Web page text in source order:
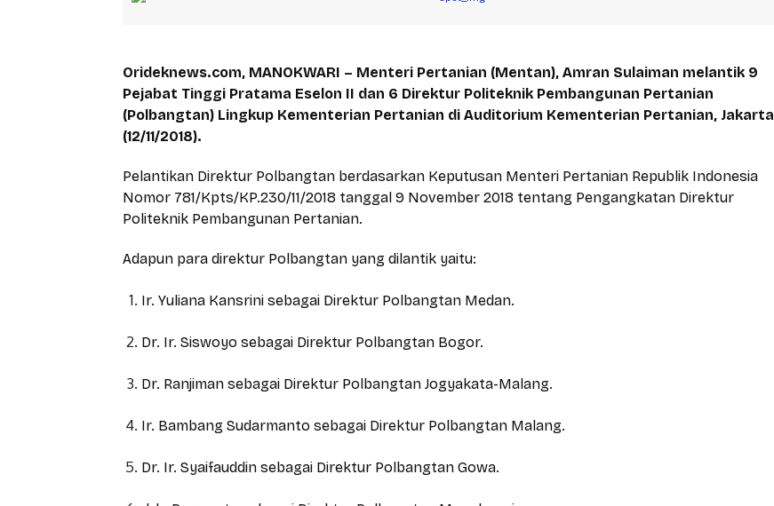
Orideknews.com, MANOKWARI – Menteri Pertanian (Mentan), Amran Sulaiman melantik 9
Pejabat Tinggi Pratama Eselon II dan 6 Direktur Politeknik Pembangunan Pertanian
(Polbangtan) Lingkup Kementerian Pertanian di Auditorium Kementerian Pertanian, Jakarta
(12/11/2018).
Pelantikan Direktur Polbangtan berdasarkan Keputusan Menteri Pertanian Republik Indonesia
Nomor 781/Kpts/KP.230/11/2018 tanggal 9 November 2018 tentang Pengangkatan Direktur
Politeknik Pembangunan Pertanian.
Adapun para direktur Polbangtan yang dilantik yaitu:
Ir. Yuliana Kansrini sebagai Direktur Polbangtan Medan.
Dr. Ir. Siswoyo sebagai Direktur Polbangtan Bogor.
Dr. Ranjiman sebagai Direktur Polbangtan Jogyakata-Malang.
Ir. Bambang Sudarmanto sebagai Direktur Polbangtan Malang.
Dr. Ir. Syaifauddin sebagai Direktur Polbangtan Gowa.